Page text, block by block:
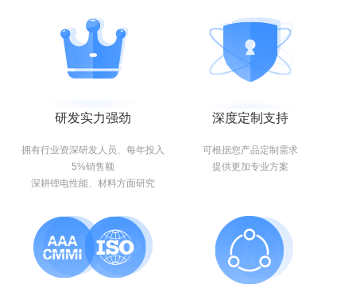
研发实力强劲
拥有行业资深研发人员、每年投入
5%销售额
深耕锂电性能、材料方面研究
深度定制支持
可根据您产品定制需求
提供更加专业方案